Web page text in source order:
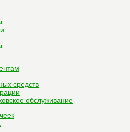
средств
обслуживание